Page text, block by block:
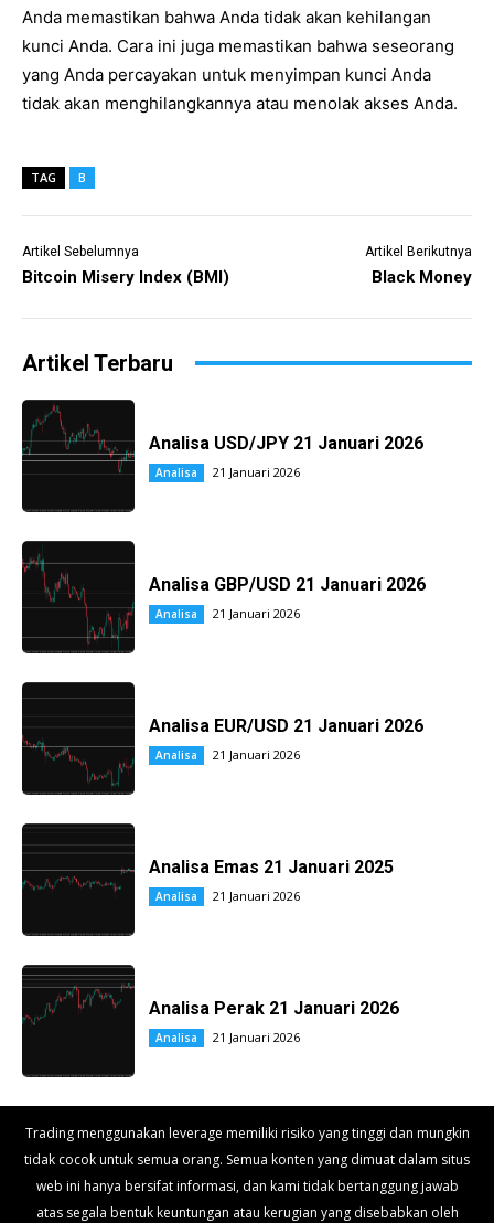
Anda memastikan bahwa Anda tidak akan kehilangan
kunci Anda. Cara ini juga memastikan bahwa seseorang
yang Anda percayakan untuk menyimpan kunci Anda
tidak akan menghilangkannya atau menolak akses Anda.
TAG B
Artikel Sebelumnya
Bitcoin Misery Index (BMI)
Artikel Berikutnya
Black Money
Artikel Terbaru
Analisa USD/JPY 21 Januari 2026
Analisa 21 Januari 2026
Analisa GBP/USD 21 Januari 2026
Analisa 21 Januari 2026
Analisa EUR/USD 21 Januari 2026
Analisa 21 Januari 2026
Analisa Emas 21 Januari 2025
Analisa 21 Januari 2026
Analisa Perak 21 Januari 2026
Analisa 21 Januari 2026
Trading menggunakan leverage memiliki risiko yang tinggi dan mungkin
tidak cocok untuk semua orang. Semua konten yang dimuat dalam situs
web ini hanya bersifat informasi, dan kami tidak bertanggung jawab
atas segala bentuk keuntungan atau kerugian yang disebabkan oleh